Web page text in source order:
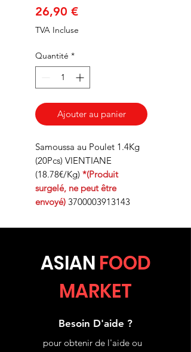
26,90 €Prix
TVA Incluse
Quantité *
Ajouter au panier
Samoussa au Poulet 1.4Kg
(20Pcs) VIENTIANE
(18.78€/Kg) *(Produit
surgelé, ne peut être
envoyé) 3700003913143
ASIAN FOOD
MARKET
Besoin D'aide ?
pour obtenir de l'aide ou